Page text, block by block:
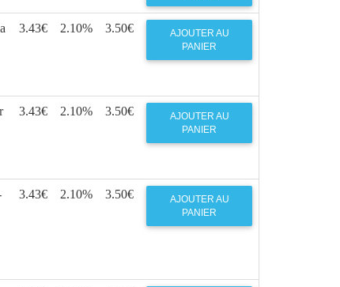
3.43€ 2.10% 3.50€
AJOUTER AU
PANIER
3.43€ 2.10% 3.50€
AJOUTER AU
PANIER
3.43€ 2.10% 3.50€
AJOUTER AU
PANIER